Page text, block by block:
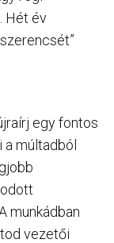
Hét év
egy fontos
múltadból
munkádban
vezetői